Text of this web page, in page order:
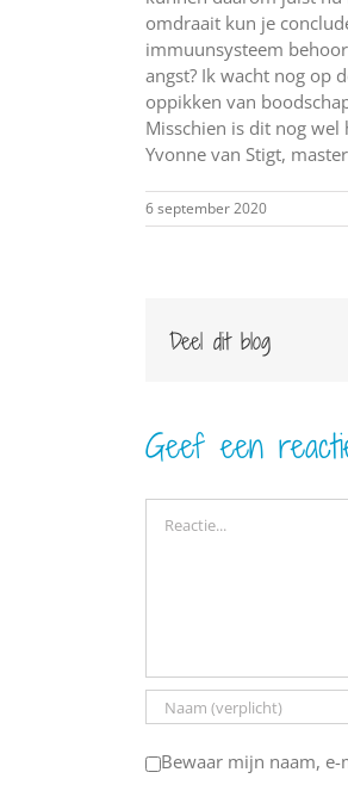
omdraait kun je
immuunsysteem
angst? Ik wacht nog op
oppikken van
Misschien is dit nog
Yvonne van Stigt,
6 september 2020
Deel dit blog
Geef een
Bewaar mijn naam,